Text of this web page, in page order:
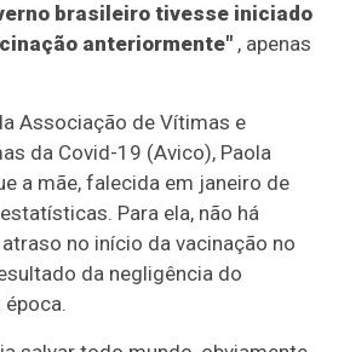
brasileiro tivesse iniciado
anteriormente" , apenas
Associação de Vítimas e
da Covid-19 (Avico), Paola
a mãe, falecida em janeiro de
Para ela, não há
no início da vacinação no
da negligência do